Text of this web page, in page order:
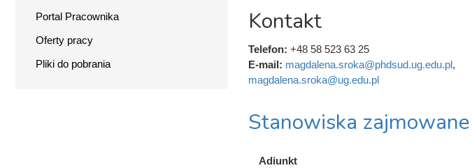
Portal Pracownika
Oferty pracy
Pliki do pobrania
Kontakt
Telefon: +48 58 523 63 25
E-mail: magdalena.sroka@phdsud.ug.edu.pl,
magdalena.sroka@ug.edu.pl
Stanowiska
Adiunkt